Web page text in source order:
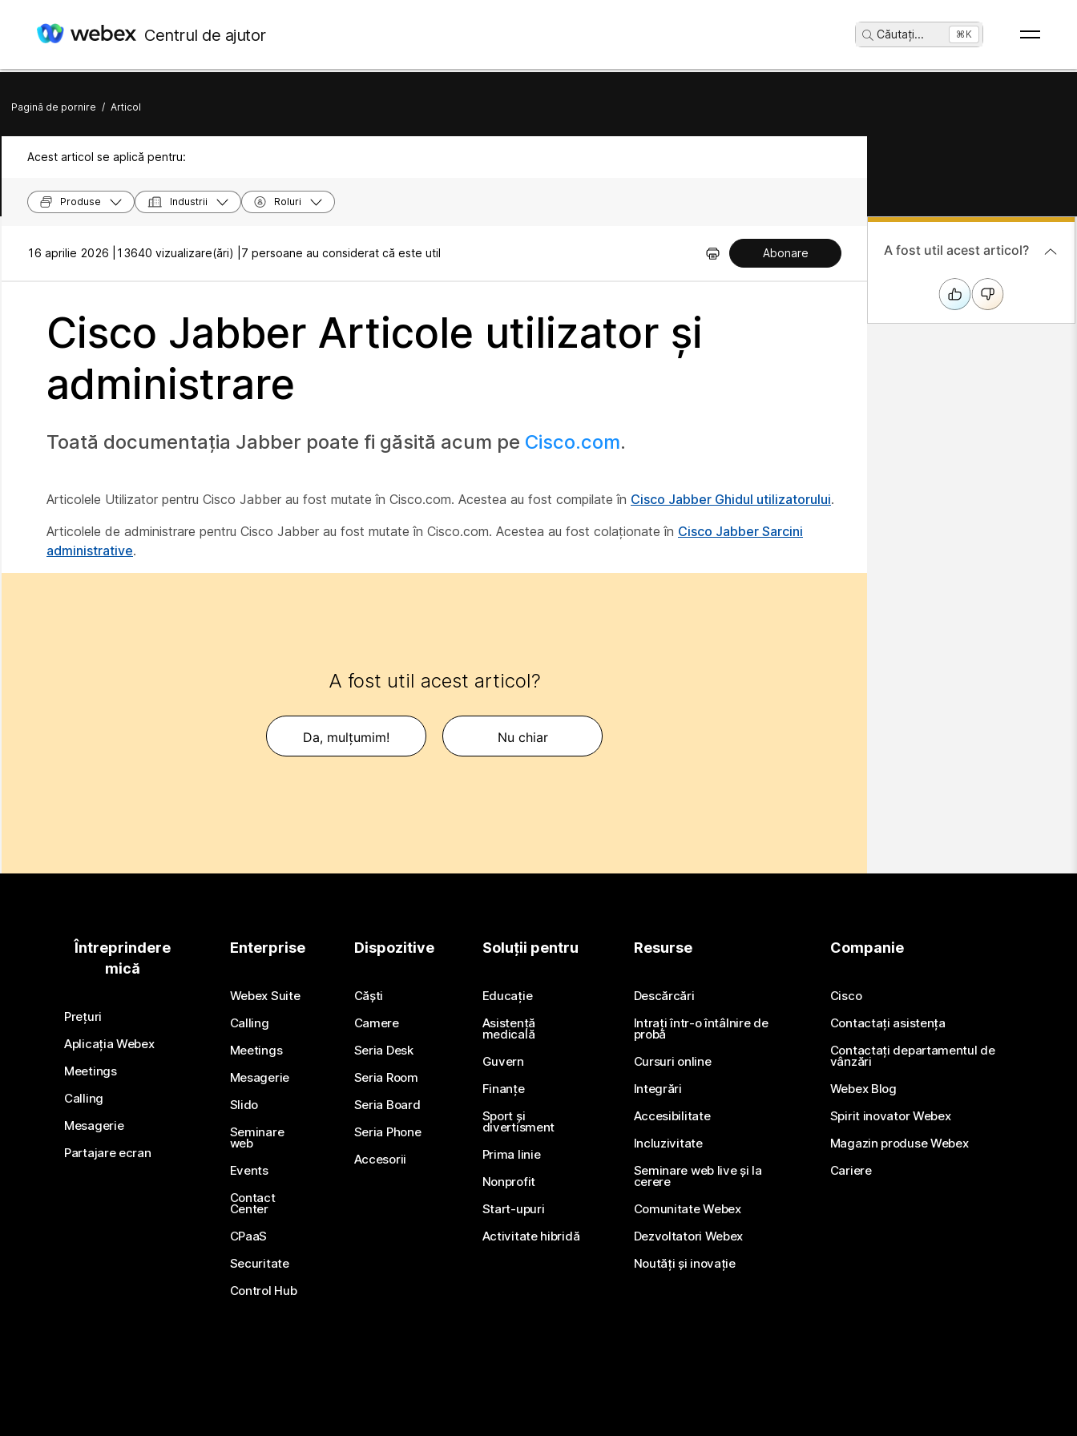
Centrul de ajutor Căutați... ⌘K
Pagină de pornire / Articol
Acest articol se aplică pentru:
Produse Industrii Roluri
16 aprilie 2026 | 13640 vizualizare(ări) | 7 persoane au considerat că este util Abonare
Cisco Jabber Articole utilizator și
administrare
Toată documentația Jabber poate fi găsită acum pe Cisco.com.
Articolele Utilizator pentru Cisco Jabber au fost mutate în Cisco.com. Acestea au fost compilate în Cisco Jabber Ghidul utilizatorului.
Articolele de administrare pentru Cisco Jabber au fost mutate în Cisco.com. Acestea au fost colaționate în Cisco Jabber Sarcini
administrative.
A fost util acest articol?
Da, mulțumim! Nu chiar
A fost util acest articol?
Întreprindere
mică
Prețuri
Aplicația Webex
Meetings
Calling
Mesagerie
Partajare ecran
Enterprise
Webex Suite
Calling
Meetings
Mesagerie
Slido
Seminare
web
Events
Contact
Center
CPaaS
Securitate
Control Hub
Dispozitive
Căști
Camere
Seria Desk
Seria Room
Seria Board
Seria Phone
Accesorii
Soluții pentru
Educație
Asistență
medicală
Guvern
Finanțe
Sport și
divertisment
Prima linie
Nonprofit
Start-upuri
Activitate hibridă
Resurse
Descărcări
Intrați într-o întâlnire de
probă
Cursuri online
Integrări
Accesibilitate
Incluzivitate
Seminare web live și la
cerere
Comunitate Webex
Dezvoltatori Webex
Noutăți și inovație
Companie
Cisco
Contactați asistența
Contactați departamentul de
vânzări
Webex Blog
Spirit inovator Webex
Magazin produse Webex
Cariere